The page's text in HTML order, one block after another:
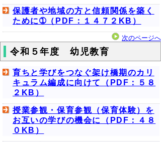
保護者や地域の方と信頼関係を築く
ために➀（PDF：１４７２KB）
次のページへ
令和５年度 幼児教育
育ちと学びをつなぐ架け橋期のカリ
キュラム編成に向けて（PDF：５８
２KB）
授業参観・保育参観（保育体験）を
お互いの学びの機会に（PDF：４８
０KB）